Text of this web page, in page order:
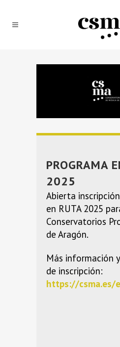
PROGRAMA
2025
Abierta
en RUTA 2025
Conservatorios
de Aragón.
Más información
de inscripción:
https://csma.es/